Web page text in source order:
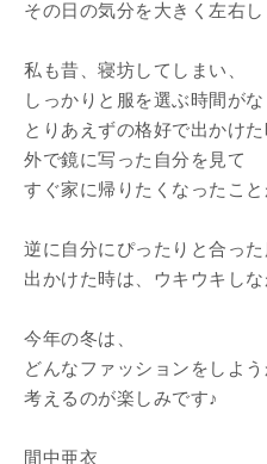
その日の気分を大きく左右し
私も昔、寝坊してしまい、
しっかりと服を選ぶ時間がな
とりあえずの格好で出かけた
外で鏡に写った自分を見て
すぐ家に帰りたくなったこ
逆に自分にぴったりと合っ
出かけた時は、ウキウキしな
今年の冬は、
どんなファッションをしよ
考えるのが楽しみです♪
間中亜衣